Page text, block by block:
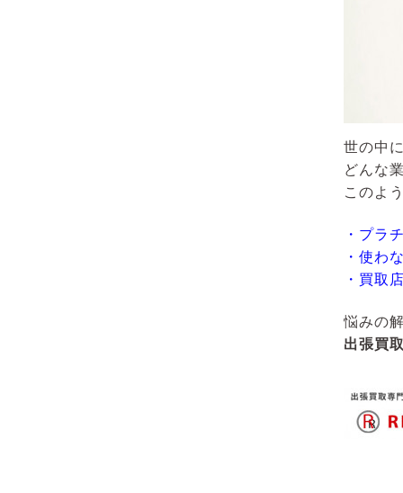
世の中
どんな
このよ
・プラ
・使わ
・買取
悩みの
出張買